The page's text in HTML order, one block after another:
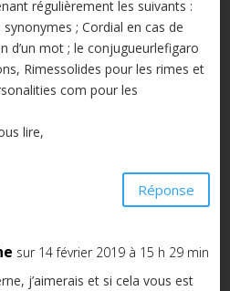
régulièrement les suivants :
; Cordial en cas de
d’un mot ; le conjugueurlefigaro
Rimessolides pour les rimes et
com pour les
lire,
Réponse
sur 14 février 2019 à 15 h 29 min
j’aimerais et si cela vous est